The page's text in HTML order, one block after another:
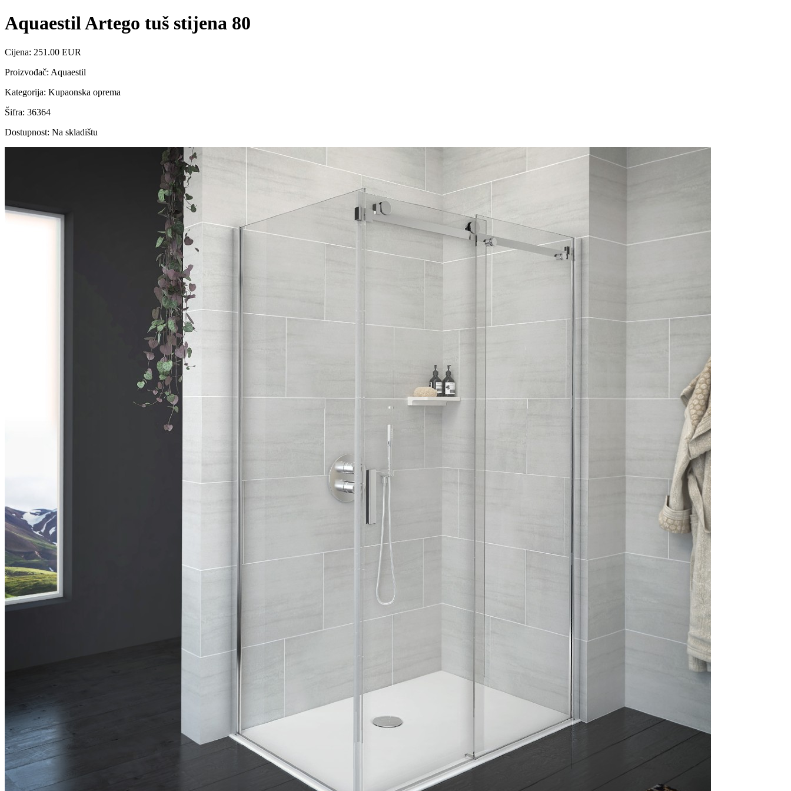
Aquaestil Artego tuš stijena 80
Cijena: 251.00 EUR
Proizvođač: Aquaestil
Kategorija: Kupaonska oprema
Šifra: 36364
Dostupnost: Na skladištu